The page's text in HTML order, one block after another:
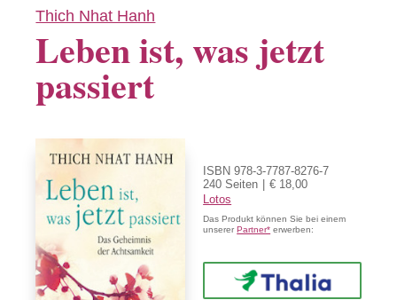
Thich Nhat Hanh
Leben ist, was jetzt
passiert
ISBN 978-3-7787-8276-7
240 Seiten
€ 18,00
Lotos
Das Produkt können Sie bei einem
unsererPartner* erwerben:
Thalia